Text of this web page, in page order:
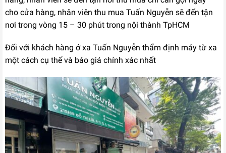
cho cửa hàng, nhân viên thu mua Tuấn Nguyễn sẽ đến tận
nơi trong vòng 15 – 30 phút trong nội thành TpHCM
Đối với khách hàng ở xa Tuấn Nguyễn thẩm định máy từ xa
một cách cụ thể và báo giá chính xác nhất